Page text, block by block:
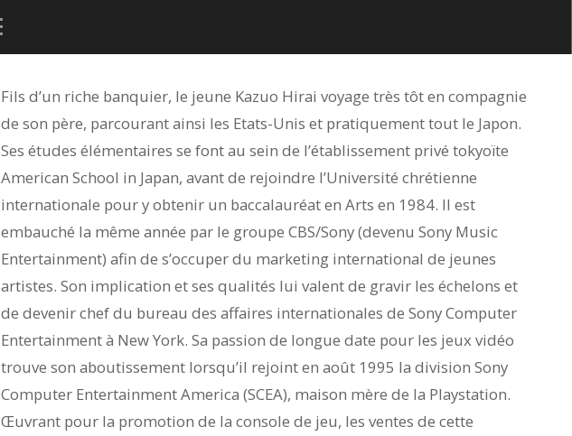
Fils d’un riche banquier, le jeune Kazuo Hirai voyage très tôt en compagnie
de son père, parcourant ainsi les Etats-Unis et pratiquement tout le Japon.
Ses études élémentaires se font au sein de l’établissement privé tokyoïte
American School in Japan, avant de rejoindre l’Université chrétienne
internationale pour y obtenir un baccalauréat en Arts en 1984. Il est
embauché la même année par le groupe CBS/Sony (devenu Sony Music
Entertainment) afin de s’occuper du marketing international de jeunes
artistes. Son implication et ses qualités lui valent de gravir les échelons et
de devenir chef du bureau des affaires internationales de Sony Computer
Entertainment à New York. Sa passion de longue date pour les jeux vidéo
trouve son aboutissement lorsqu’il rejoint en août 1995 la division Sony
Computer Entertainment America (SCEA), maison mère de la Playstation.
Œuvrant pour la promotion de la console de jeu, les ventes de cette